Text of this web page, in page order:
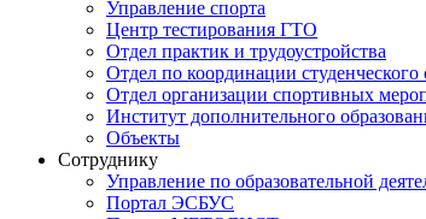
Управление спорта
Центр тестирования ГТО
Отдел практик и трудоустройства
Отдел по координации студенческого
Отдел организации спортивных
Институт дополнительного
Объекты
Сотруднику
Управление по образовательной
Портал ЭСБУС